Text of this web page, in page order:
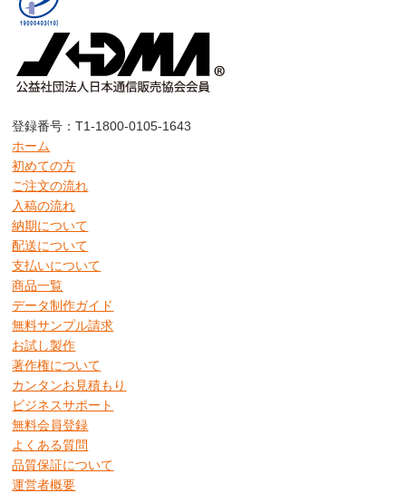
登録番号：T1-1800-0105-1643
ホーム
初めての方
ご注文の流れ
入稿の流れ
納期について
配送について
支払いについて
商品一覧
データ制作ガイド
無料サンプル請求
お試し製作
著作権について
カンタンお見積もり
ビジネスサポート
無料会員登録
よくある質問
品質保証について
運営者概要